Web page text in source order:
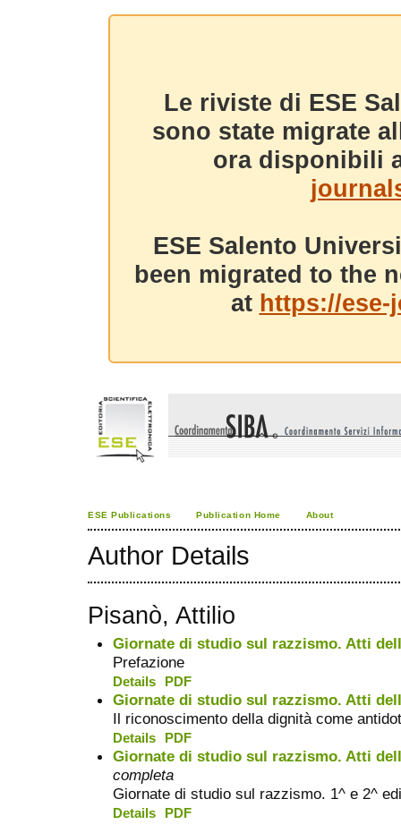
Le riviste di ESE
sono state migrate
ora disponibili
ESE Salento
been migrated to the
at https://
ESE Publications Publication Home About
Author Details
Pisanò, Attilio
Giornate di studio sul razzismo. Atti
Prefazione
Details PDF
Giornate di studio sul razzismo. Atti
Il riconoscimento della dignità come
Details PDF
Giornate di studio sul razzismo. Atti
completa
Giornate di studio sul razzismo. 1^ e 2^
Details PDF